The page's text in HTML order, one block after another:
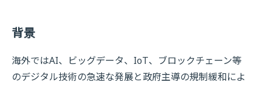
背景
海外ではAI、ビッグデータ、IoT、ブロックチェーン等
のデジタル技術の急速な発展と政府主導の規制緩和によ